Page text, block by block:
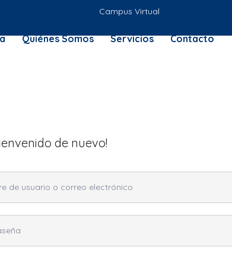
Campus Virtual
Quiénes Somos Servicios Contacto
de nuevo!